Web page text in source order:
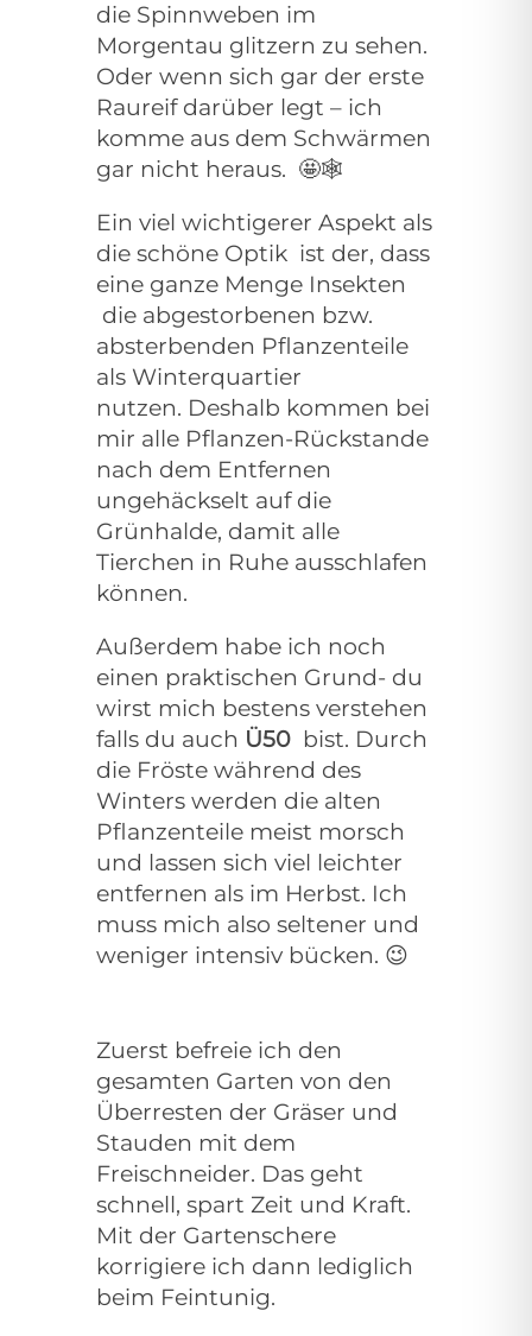
die Spinnweben im
Morgentau glitzern zu sehen.
Oder wenn sich gar der erste
Raureif darüber legt – ich
komme aus dem Schwärmen
gar nicht heraus. 🤩🕸
Ein viel wichtigerer Aspekt als
die schöne Optik ist der, dass
eine ganze Menge Insekten
die abgestorbenen bzw.
absterbenden Pflanzenteile
als Winterquartier
nutzen. Deshalb kommen bei
mir alle Pflanzen-Rückstande
nach dem Entfernen
ungehäckselt auf die
Grünhalde, damit alle
Tierchen in Ruhe ausschlafen
können.
Außerdem habe ich noch
einen praktischen Grund- du
wirst mich bestens verstehen
falls du auch Ü50bist. Durch
die Fröste während des
Winters werden die alten
Pflanzenteile meist morsch
und lassen sich viel leichter
entfernen als im Herbst. Ich
muss mich also seltener und
weniger intensiv bücken. 😉
Zuerst befreie ich den
gesamten Garten von den
Überresten der Gräser und
Stauden mit dem
Freischneider. Das geht
schnell, spart Zeit und Kraft.
Mit der Gartenschere
korrigiere ich dann lediglich
beim Feintunig.